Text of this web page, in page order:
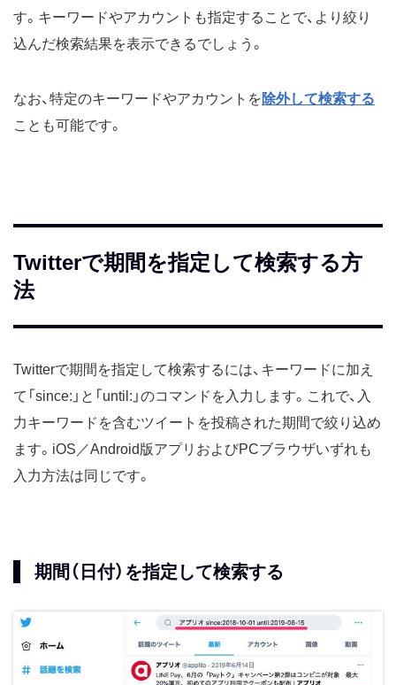
す。キーワードやアカウントも指定することで、より絞り
込んだ検索結果を表示できるでしょう。
なお、特定のキーワードやアカウントを除外して検索する
ことも可能です。
Twitterで期間を指定して検索する方
法
Twitterで期間を指定して検索するには、キーワードに加え
て「since:」と「until:」のコマンドを入力します。これで、入
力キーワードを含むツイートを投稿された期間で絞り込め
ます。iOS／Android版アプリおよびPCブラウザいずれも
入力方法は同じです。
期間（日付）を指定して検索する